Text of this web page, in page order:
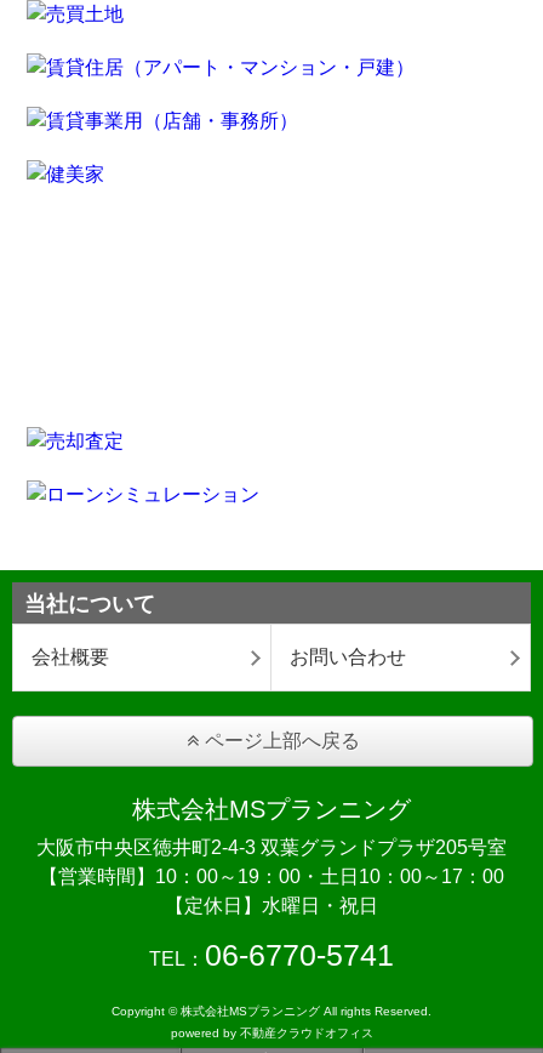
当社について
会社概要 お問い合わせ
ページ上部へ戻る
株式会社MSプランニング
大阪市中央区徳井町2-4-3 双葉グランドプラザ205号室
【営業時間】10：00～19：00・土日10：00～17：00
【定休日】水曜日・祝日
TEL： 06-6770-5741
Copyright © 株式会社MSプランニング All rights Reserved.
powered by 不動産クラウドオフィス